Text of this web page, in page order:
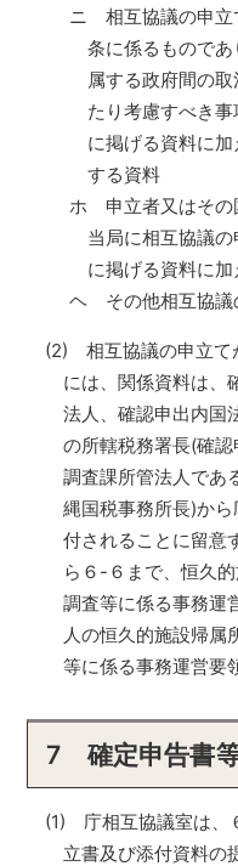
ニ 相互協議の申立
条に係るもので
属する政府間の
たり考慮すべき
に掲げる資料に
する資料
ホ 申立者又はその
当局に相互協議
に掲げる資料に
ヘ その他相互協議
(2) 相互協議の申立て
には、関係資料は、
法人、確認申出内国
の所轄税務署長(確
調査課所管法人であ
縄国税事務所長)か
付されることに留意
ら６-６まで、恒久
調査等に係る事務運
人の恒久的施設帰属
等に係る事務運営要
7 確定申告書
(1) 庁相互協議室は、
立書及び添付資料の